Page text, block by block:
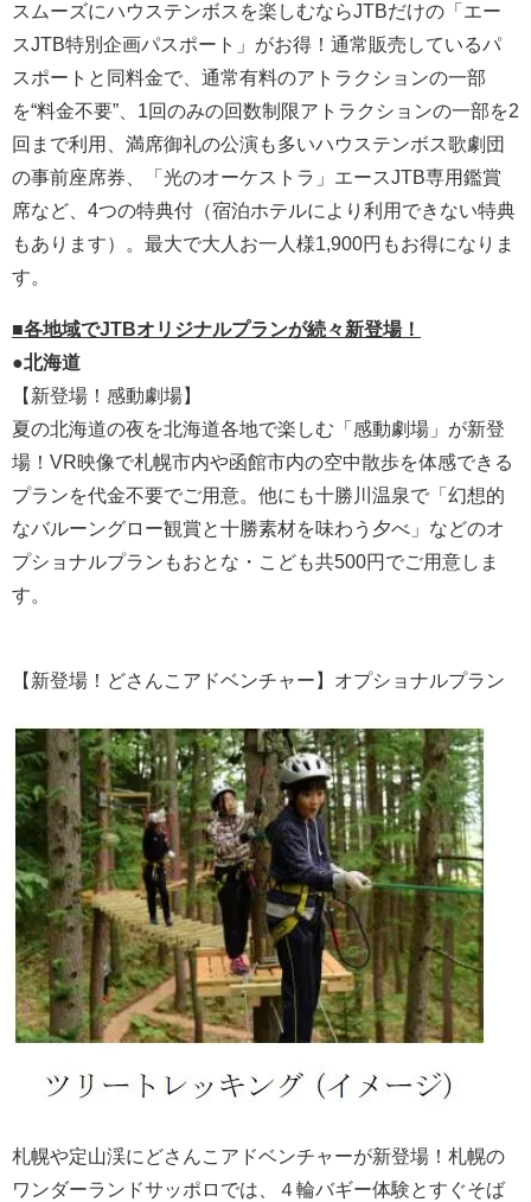
スムーズにハウステンボスを楽しむならJTBだけの「エー
スJTB特別企画パスポート」がお得！通常販売しているパ
スポートと同料金で、通常有料のアトラクションの一部
を“料金不要”、1回のみの回数制限アトラクションの一部を2
回まで利用、満席御礼の公演も多いハウステンボス歌劇団
の事前座席券、「光のオーケストラ」エースJTB専用鑑賞
席など、4つの特典付（宿泊ホテルにより利用できない特典
もあります）。最大で大人お一人様1,900円もお得になりま
す。
■各地域でJTBオリジナルプランが続々新登場！
●北海道
【新登場！感動劇場】
夏の北海道の夜を北海道各地で楽しむ「感動劇場」が新登
場！VR映像で札幌市内や函館市内の空中散歩を体感できる
プランを代金不要でご用意。他にも十勝川温泉で「幻想的
なバルーングロー観賞と十勝素材を味わう夕べ」などのオ
プショナルプランもおとな・こども共500円でご用意しま
す。
【新登場！どさんこアドベンチャー】オプショナルプラン
札幌や定山渓にどさんこアドベンチャーが新登場！札幌の
ワンダーランドサッポロでは、４輪バギー体験とすぐそば